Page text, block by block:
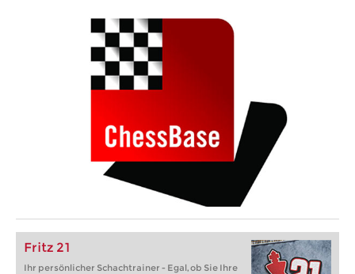
Fritz 21
Ihr persönlicher Schachtrainer - Egal, ob Sie Ihre